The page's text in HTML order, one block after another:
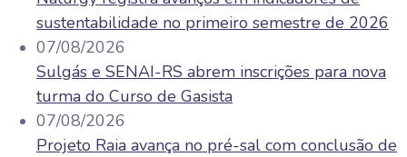
sustentabilidade no primeiro semestre de 2026
07/08/2026
Sulgás e SENAI-RS abrem inscrições para nova
turma do Curso de Gasista
07/08/2026
Projeto Raia avança no pré-sal com conclusão de